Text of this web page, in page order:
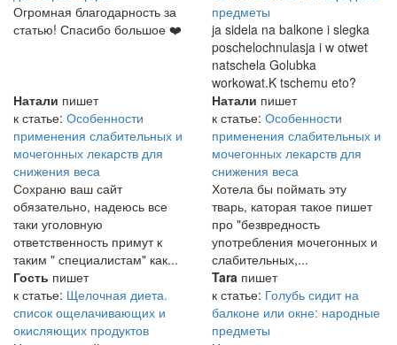
Огромная благодарность за
статью! Спасибо большое ❤️
предметы
ja sidela na balkone i slegka
poschelochnulasja i w otwet
natschela Golubka
workowat.K tschemu eto?
Натали пишет
к статье: Особенности
применения слабительных и
мочегонных лекарств для
снижения веса
Сохраню ваш сайт
обязательно, надеюсь все
таки уголовную
ответственность примут к
таким " специалистам" как...
Натали пишет
к статье: Особенности
применения слабительных и
мочегонных лекарств для
снижения веса
Хотела бы поймать эту
тварь, каторая такое пишет
про "безвредность
употребления мочегонных и
слабительных,...
Гость пишет
к статье: Щелочная диета.
список ощелачивающих и
окисляющих продуктов
Tara пишет
к статье: Голубь сидит на
балконе или окне: народные
предметы